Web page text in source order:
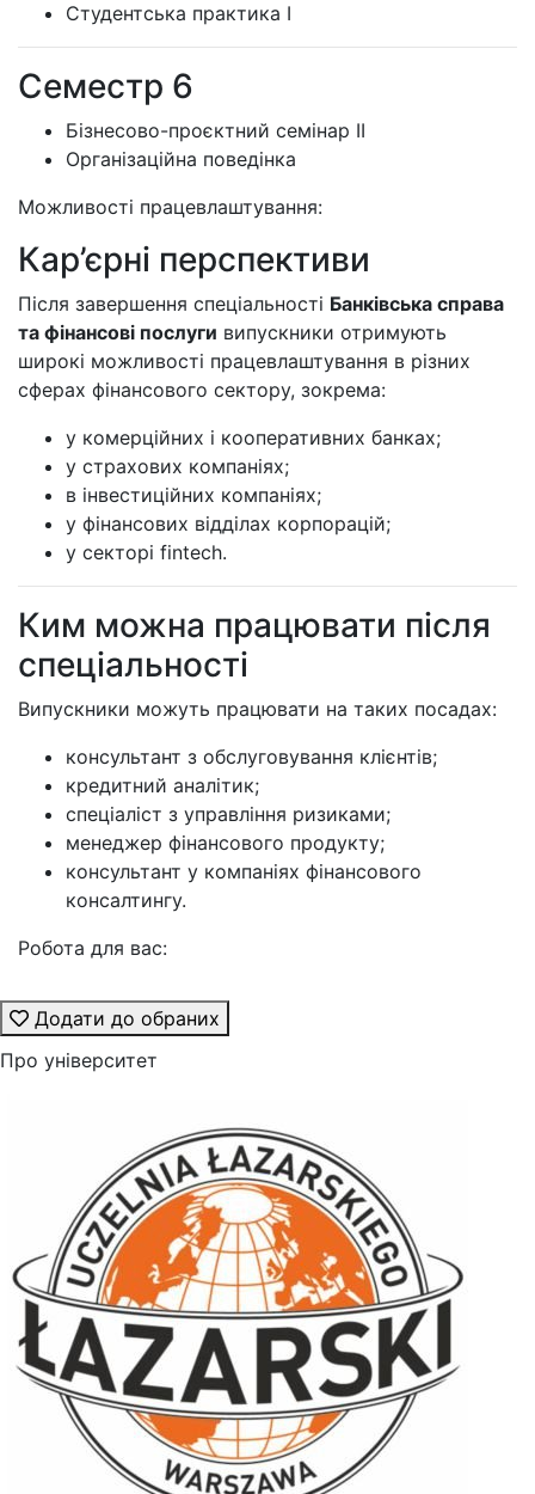
Студентська практика I
Семестр 6
Бізнесово-проєктний семінар II
Організаційна поведінка
Можливості працевлаштування:
Кар’єрні перспективи
Після завершення спеціальності Банківська справа
та фінансові послуги випускники отримують
широкі можливості працевлаштування в різних
сферах фінансового сектору, зокрема:
у комерційних і кооперативних банках;
у страхових компаніях;
в інвестиційних компаніях;
у фінансових відділах корпорацій;
у секторі fintech.
Ким можна працювати після
спеціальності
Випускники можуть працювати на таких посадах:
консультант з обслуговування клієнтів;
кредитний аналітик;
спеціаліст з управління ризиками;
менеджер фінансового продукту;
консультант у компаніях фінансового
консалтингу.
Робота для вас:
Додати до обраних
Про університет